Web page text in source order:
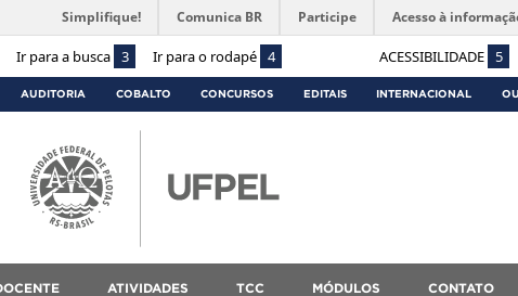
Ir para a busca 3 Ir para o rodapé 4 ACESSIBILIDADE 5
Simplifique! Comunica BR Participe Acesso à
AUDITORIA COBALTO CONCURSOS EDITAIS INTERNACIONAL
ATIVIDADES TCC MÓDULOS CONTATO